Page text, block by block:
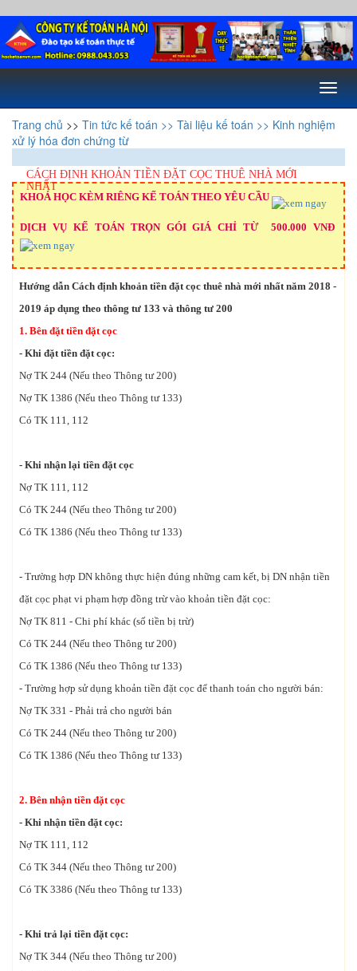
Toggle
Trang chủ >> Tin tức kế toán >> Tài liệu kế toán >> Kinh nghiệm
xử lý hóa đơn chứng từ
CÁCH ĐỊNH KHOẢN TIỀN ĐẶT CỌC THUÊ NHÀ MỚI
NHẤT
KHOÁ HỌC KÈM RIÊNG KẾ TOÁN THEO YÊU CẦU
DỊCH VỤ KẾ TOÁN TRỌN GÓI GIÁ CHỈ TỪ 500.000 VNĐ
Hướng dẫn Cách định khoản tiền đặt cọc thuê nhà mới nhất năm 2018 -
2019 áp dụng theo thông tư 133 và thông tư 200
1. Bên đặt tiền đặt cọc
- Khi đặt tiền đặt cọc:
Nợ TK 244 (Nếu theo Thông tư 200)
Nợ TK 1386 (Nếu theo Thông tư 133)
Có TK 111, 112
- Khi nhận lại tiền đặt cọc
Nợ TK 111, 112
Có TK 244 (Nếu theo Thông tư 200)
Có TK 1386 (Nếu theo Thông tư 133)
- Trường hợp DN không thực hiện đúng những cam kết, bị DN nhận tiền
đặt cọc phạt vi phạm hợp đồng trừ vào khoản tiền đặt cọc:
Nợ TK 811 - Chi phí khác (số tiền bị trừ)
Có TK 244 (Nếu theo Thông tư 200)
Có TK 1386 (Nếu theo Thông tư 133)
- Trường hợp sử dụng khoản tiền đặt cọc để thanh toán cho người bán:
Nợ TK 331 - Phải trả cho người bán
Có TK 244 (Nếu theo Thông tư 200)
Có TK 1386 (Nếu theo Thông tư 133)
2. Bên nhận tiền đặt cọc
- Khi nhận tiền đặt cọc:
Nợ TK 111, 112
Có TK 344 (Nếu theo Thông tư 200)
Có TK 3386 (Nếu theo Thông tư 133)
- Khi trả lại tiền đặt cọc:
Nợ TK 344 (Nếu theo Thông tư 200)